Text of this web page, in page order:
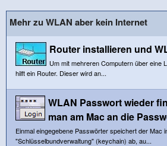
Mehr zu WLAN aber kein Internet
Router installieren und
Um mit mehreren Computern über eine
hilft ein Router. Dieser wird an...
WLAN Passwort wieder
man am Mac an die
Einmal eingegebene Passwörter speichert der Mac
"Schlüsselbundverwaltung" (keychain) ab, au...